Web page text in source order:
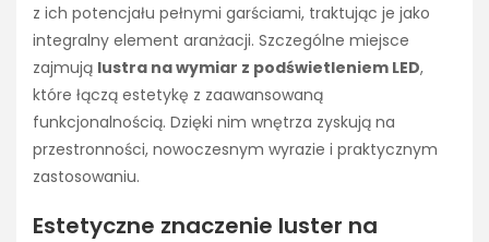
z ich potencjału pełnymi garściami, traktując je jako
integralny element aranżacji. Szczególne miejsce
zajmują lustra na wymiar z podświetleniem LED,
które łączą estetykę z zaawansowaną
funkcjonalnością. Dzięki nim wnętrza zyskują na
przestronności, nowoczesnym wyrazie i praktycznym
zastosowaniu.
Estetyczne znaczenie luster na